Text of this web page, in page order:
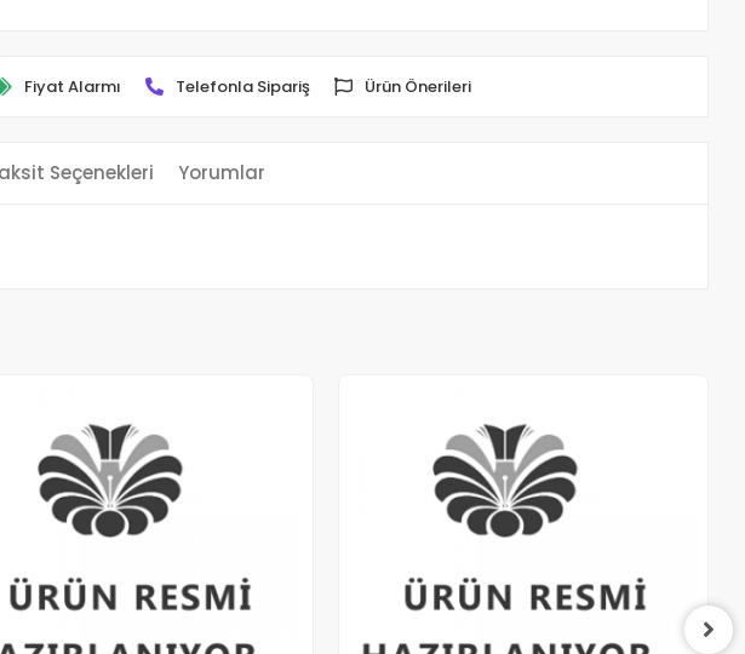
Fiyat Alarmı Telefonla Sipariş Ürün Önerileri
Seçenekleri Yorumlar